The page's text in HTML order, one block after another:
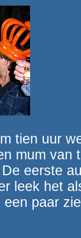
tien uur
mum
eerste
leek het
paar